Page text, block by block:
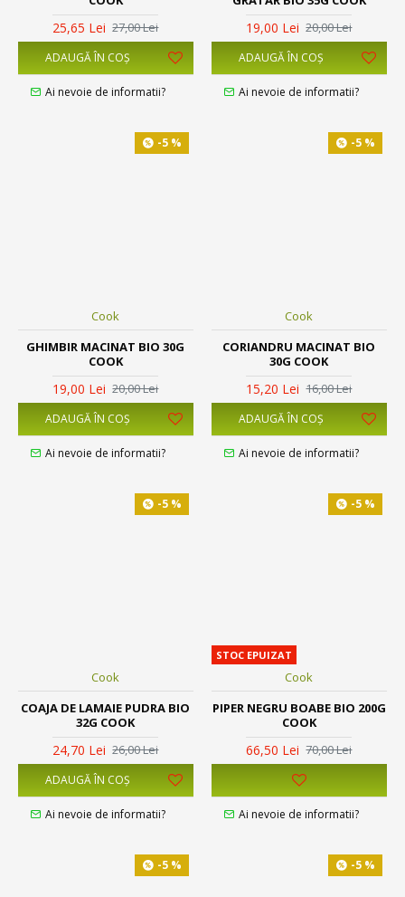
25,65 Lei 27,00 Lei
ADAUGĂ ÎN COŞ
Ai nevoie de informatii?
19,00 Lei 20,00 Lei
ADAUGĂ ÎN COŞ
Ai nevoie de informatii?
-5 %
Cook
GHIMBIR MACINAT BIO 30G
COOK
19,00 Lei 20,00 Lei
ADAUGĂ ÎN COŞ
Ai nevoie de informatii?
-5 %
Cook
CORIANDRU MACINAT BIO
30G COOK
15,20 Lei 16,00 Lei
ADAUGĂ ÎN COŞ
Ai nevoie de informatii?
-5 %
Cook
COAJA DE LAMAIE PUDRA BIO
32G COOK
24,70 Lei 26,00 Lei
ADAUGĂ ÎN COŞ
Ai nevoie de informatii?
-5 %
STOC EPUIZAT
Cook
PIPER NEGRU BOABE BIO 200G
COOK
66,50 Lei 70,00 Lei
Ai nevoie de informatii?
-5 % -5 %